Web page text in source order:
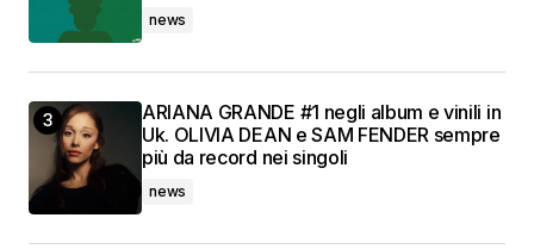
news
ARIANA GRANDE #1 negli album e vinili in
Uk. OLIVIA DEAN e SAM FENDER sempre
più da record nei singoli
news